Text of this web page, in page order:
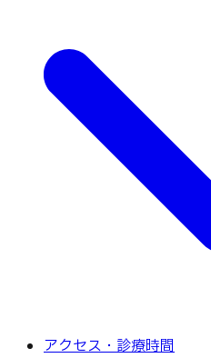
アクセス・診療時間